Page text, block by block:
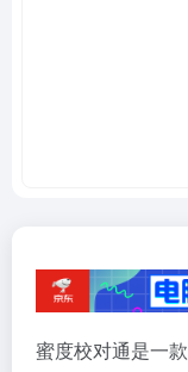
蜜度校对通是一款